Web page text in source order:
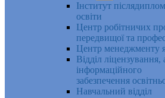
Інститут
освіти
Центр робітничих
передвищої та
Центр менеджменту
Відділ ліцензування,
інформаційного
забезпечення
Навчальний відділ